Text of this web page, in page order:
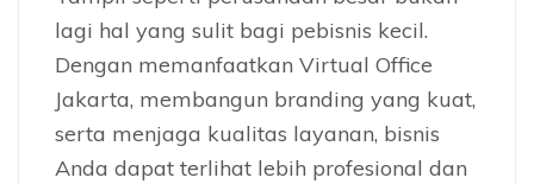
lagi hal yang sulit bagi pebisnis kecil.
Dengan memanfaatkan Virtual Office
Jakarta, membangun branding yang kuat,
serta menjaga kualitas layanan, bisnis
Anda dapat terlihat lebih profesional dan